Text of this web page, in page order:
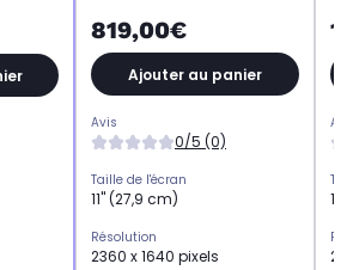
819,00€
Ajouter au panier
Avis
0/5 (0)
Taille de l'écran
11" (27,9 cm)
Résolution
2360 x 1640 pixels